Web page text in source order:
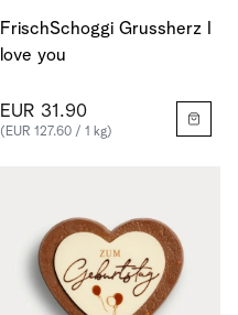
FrischSchoggi Grussherz I
love you
EUR 31.90
(EUR 127.60 / 1 kg)